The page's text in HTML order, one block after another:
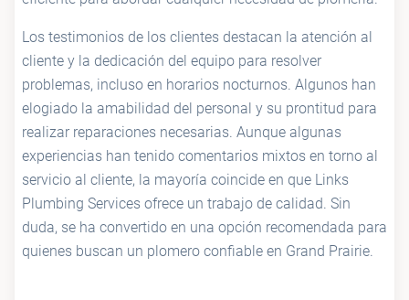
Los testimonios de los clientes destacan la atención al
cliente y la dedicación del equipo para resolver
problemas, incluso en horarios nocturnos. Algunos han
elogiado la amabilidad del personal y su prontitud para
realizar reparaciones necesarias. Aunque algunas
experiencias han tenido comentarios mixtos en torno al
servicio al cliente, la mayoría coincide en que Links
Plumbing Services ofrece un trabajo de calidad. Sin
duda, se ha convertido en una opción recomendada para
quienes buscan un plomero confiable en Grand Prairie.